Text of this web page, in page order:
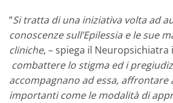
“Si tratta di una iniziativa volta ad
conoscenze sull’Epilessia e le sue
cliniche, – spiega il Neuropsichiatra
combattere lo stigma ed i
accompagnano ad essa, affrontare
importanti come le modalità di